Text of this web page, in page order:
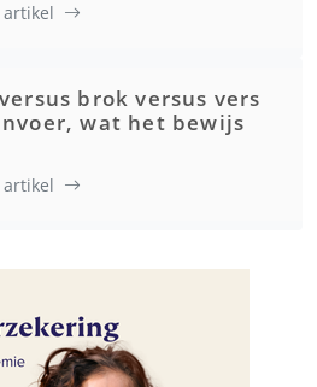
artikel
brok versus vers
wat het bewijs
artikel